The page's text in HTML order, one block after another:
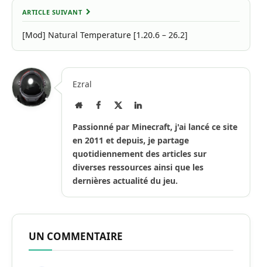
ARTICLE SUIVANT
[Mod] Natural Temperature [1.20.6 – 26.2]
Ezral
Site
Facebook LinkedIn
Passionné par Minecraft, j'ai lancé ce site
en 2011 et depuis, je partage
quotidiennement des articles sur
diverses ressources ainsi que les
dernières actualité du jeu.
UN COMMENTAIRE